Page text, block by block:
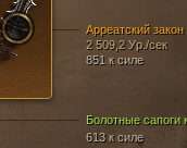
613 к силе
Арреатский закон
2 509,2 Ур./сек
851 к силе